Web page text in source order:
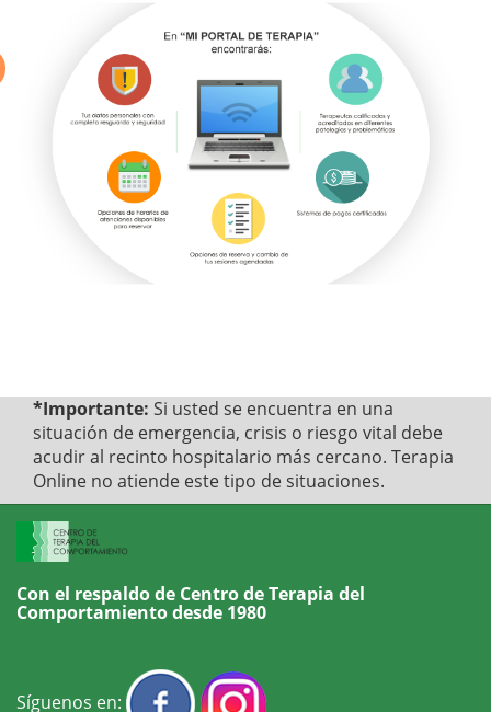
*Importante: Si usted se encuentra en una
situación de emergencia, crisis o riesgo vital debe
acudir al recinto hospitalario más cercano. Terapia
Online no atiende este tipo de situaciones.
Con el respaldo de Centro de Terapia del
Comportamiento desde 1980
Síguenos en: